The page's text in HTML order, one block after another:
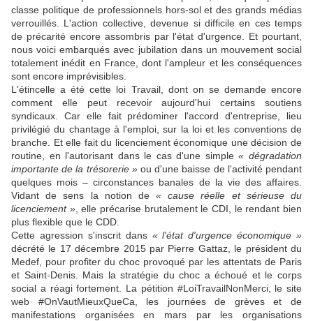
classe politique de professionnels hors-sol et des grands médias
verrouillés. L'action collective, devenue si difficile en ces temps
de précarité encore assombris par l'état d'urgence. Et pourtant,
nous voici embarqués avec jubilation dans un mouvement social
totalement inédit en France, dont l'ampleur et les conséquences
sont encore imprévisibles.
L'étincelle a été cette loi Travail, dont on se demande encore
comment elle peut recevoir aujourd'hui certains soutiens
syndicaux. Car elle fait prédominer l'accord d'entreprise, lieu
privilégié du chantage à l'emploi, sur la loi et les conventions de
branche. Et elle fait du licenciement économique une décision de
routine, en l'autorisant dans le cas d'une simple« dégradation
importante de la trésorerie »ou d'une baisse de l'activité pendant
quelques mois – circonstances banales de la vie des affaires.
Vidant de sens la notion de« cause réelle et sérieuse du
licenciement », elle précarise brutalement le CDI, le rendant bien
plus flexible que le CDD.
Cette agression s'inscrit dans « l'état d'urgence économique »
décrété le 17 décembre 2015 par Pierre Gattaz, le président du
Medef, pour profiter du choc provoqué par les attentats de Paris
et Saint-Denis. Mais la stratégie du choc a échoué et le corps
social a réagi fortement. La pétition #LoiTravailNonMerci, le site
web #OnVautMieuxQueCa, les journées de grèves et de
manifestations organisées en mars par les organisations